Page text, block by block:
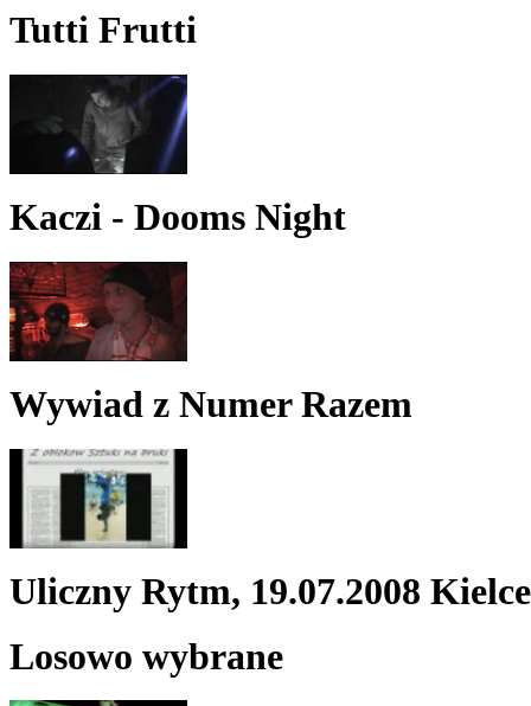
Tutti Frutti
Kaczi - Dooms Night
Wywiad z Numer Razem
Uliczny Rytm, 19.07.2008 Kielce
Losowo wybrane